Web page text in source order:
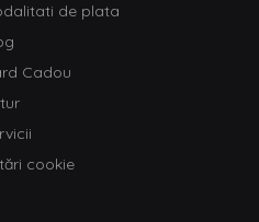
de plata
Cadou
cookie